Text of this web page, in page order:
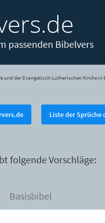
passenden Bibelvers
und der Evangelisch-Lutherischen Kirche in
Liste der Sprüche
folgende Vorschläge:
Basisbibel